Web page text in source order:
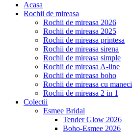
Acasa
Rochii de mireasa
Rochii de mireasa 2026
Rochii de mireasa 2025
Rochii de mireasa printesa
Rochii de mireasa sirena
Rochii de mireasa simple
Rochii de mireasa A-line
Rochii de mireasa boho
Rochii de mireasa cu maneci
Rochii de mireasa 2 in 1
Colectii
Esmee Bridal
Tender Glow 2026
Boho-Esmee 2026